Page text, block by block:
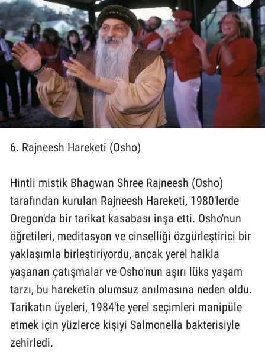
6. Rajneesh Hareketi (Osho)
Hintli mistik Bhagwan Shree Rajneesh (Osho)
tarafından kurulan Rajneesh Hareketi, 1980'lerde
Oregon'da bir tarikat kasabası inşa etti. Osho'nun
öğretileri, meditasyon ve cinselliği özgürleştirici bir
yaklaşımla birleştiriyordu, ancak yerel halkla
yaşanan çatışmalar ve Osho'nun aşırı lüks yaşam
tarzı, bu hareketin olumsuz anılmasına neden oldu.
Tarikatın üyeleri, 1984'te yerel seçimleri manipüle
etmek için yüzlerce kişiyi Salmonella bakterisiyle
zehirledi.